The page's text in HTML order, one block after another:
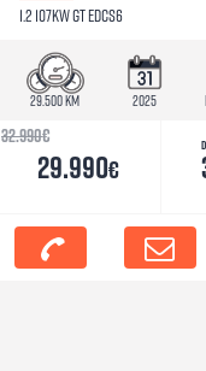
1.2 107KW GT EDCS6
29.500 km 2025
32.990€
29.990€